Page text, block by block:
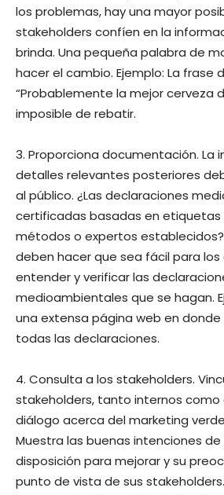
los problemas, hay una mayor
stakeholders confíen en la
brinda. Una pequeña palabra de
hacer el cambio. Ejemplo: La frase
“Probablemente la mejor cerveza
imposible de rebatir.
3. Proporciona documentación. La
detalles relevantes posteriores
al público. ¿Las declaraciones
certificadas basadas en etiquetas
métodos o expertos
deben hacer que sea fácil para los
entender y verificar las
medioambientales que se hagan.
una extensa página web en donde
todas las declaraciones.
4. Consulta a los stakeholders.
stakeholders, tanto internos como
diálogo acerca del marketing
Muestra las buenas intenciones de
disposición para mejorar y su
punto de vista de sus